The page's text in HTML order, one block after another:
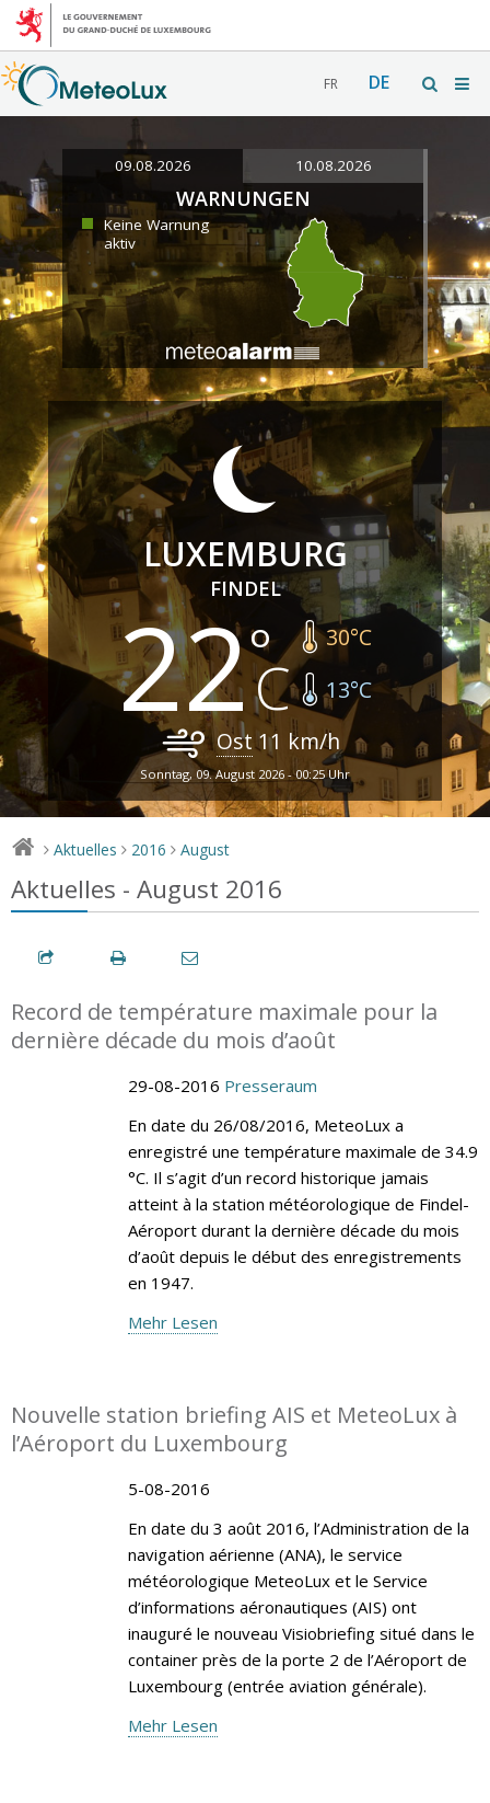
FR DE
09.08.2026 10.08.2026
WARNUNGEN
Keine Warnung
aktiv
LUXEMBURG
FINDEL
22 30°C
13°C
Ost11 km/h
Sonntag, 09. August 2026 - 00:25 Uhr
> Aktuelles > 2016 > August
Aktuelles - August 2016
Record de température maximale pour la
dernière décade du mois d’août
29-08-2016 Presseraum
En date du 26/08/2016, MeteoLux a
enregistré une température maximale de 34.9
°C. Il s’agit d’un record historique jamais
atteint à la station météorologique de Findel-
Aéroport durant la dernière décade du mois
d’août depuis le début des enregistrements
en 1947.
Mehr Lesen
Nouvelle station briefing AIS et MeteoLux à
l’Aéroport du Luxembourg
5-08-2016
En date du 3 août 2016, l’Administration de la
navigation aérienne (ANA), le service
météorologique MeteoLux et le Service
d’informations aéronautiques (AIS) ont
inauguré le nouveau Visiobriefing situé dans le
container près de la porte 2 de l’Aéroport de
Luxembourg (entrée aviation générale).
Mehr Lesen